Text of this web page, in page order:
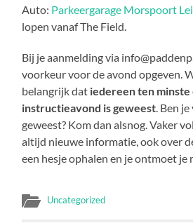
Auto: Parkeergarage Morspoort
lopen vanaf The Field.
Bij je aanmelding via
voorkeur voor de avond opgeven.
belangrijk dat iedereen ten
instructieavond is geweest . Ben
geweest? Kom dan alsnog. Vaker
altijd nieuwe informatie, ook over
een hesje ophalen en je ontmoet je
Uncategorized